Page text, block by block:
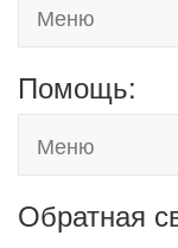
Меню
Помощь:
Меню
Обратная